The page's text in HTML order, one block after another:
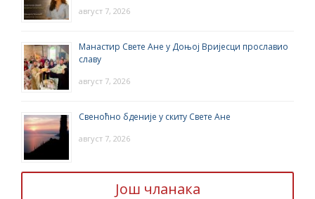
август 7, 2026
Манастир Свете Ане у Доњој Вријесци прославио
славу
август 7, 2026
Свеноћно бденије у скиту Свете Ане
август 7, 2026
Још чланака